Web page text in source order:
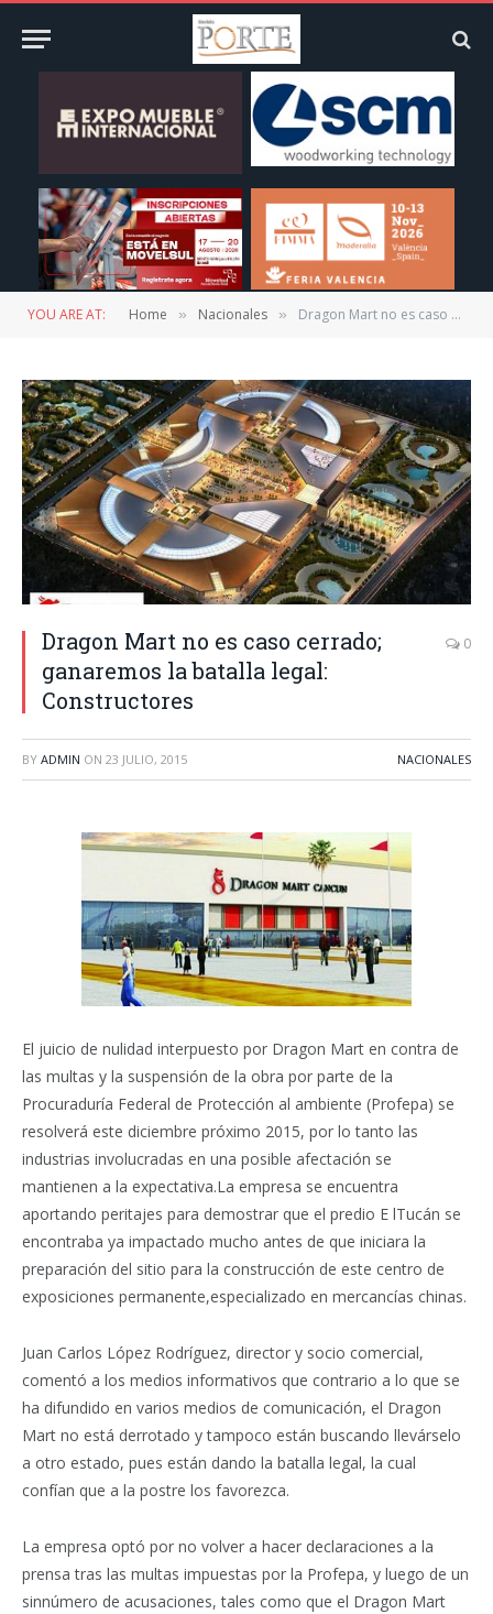
YOU ARE AT: Home » Nacionales » Dragon Mart no es caso cerrado; ganaremos la batalla legal: Constructores
Dragon Mart no es caso cerrado;
ganaremos la batalla legal:
Constructores
0
BY ADMIN ON 23 JULIO, 2015 NACIONALES
El juicio de nulidad interpuesto por Dragon Mart en contra de
las multas y la suspensión de la obra por parte de la
Procuraduría Federal de Protección al ambiente (Profepa) se
resolverá este diciembre próximo 2015, por lo tanto las
industrias involucradas en una posible afectación se
mantienen a la expectativa.La empresa se encuentra
aportando peritajes para demostrar que el predio E lTucán se
encontraba ya impactado mucho antes de que iniciara la
preparación del sitio para la construcción de este centro de
exposiciones permanente,especializado en mercancías chinas.
Juan Carlos López Rodríguez, director y socio comercial,
comentó a los medios informativos que contrario a lo que se
ha difundido en varios medios de comunicación, el Dragon
Mart no está derrotado y tampoco están buscando llevárselo
a otro estado, pues están dando la batalla legal, la cual
confían que a la postre los favorezca.
La empresa optó por no volver a hacer declaraciones a la
prensa tras las multas impuestas por la Profepa, y luego de un
sinnúmero de acusaciones, tales como que el Dragon Mart